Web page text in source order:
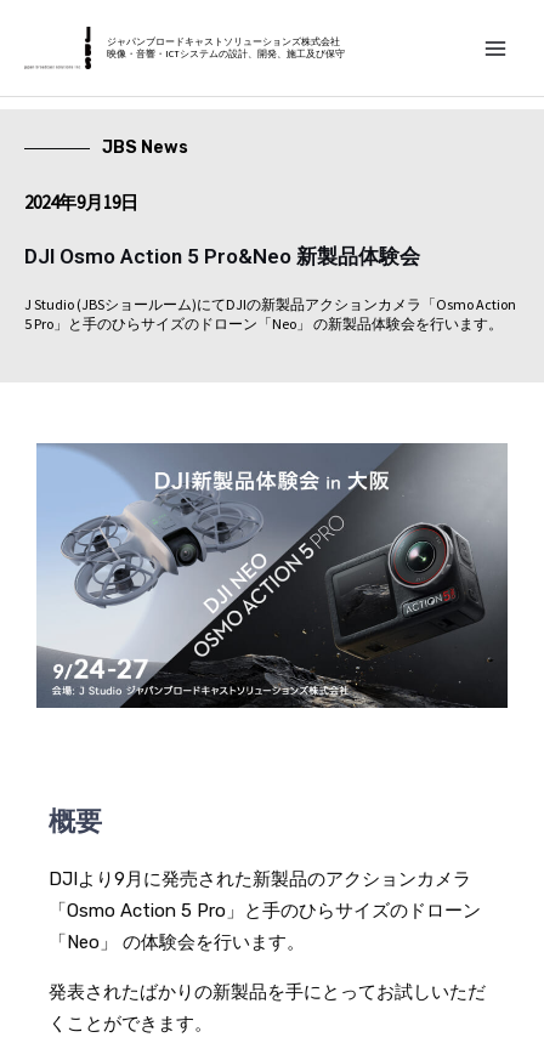
ジャパンブロードキャストソリューションズ株式会社
映像・音響・ICTシステムの設計、開発、施工及び保守
JBS News
2024年9月19日
DJI Osmo Action 5 Pro&Neo 新製品体験会
J Studio (JBSショールーム)にてDJIの新製品アクションカメラ「Osmo Action
5 Pro」と手のひらサイズのドローン「Neo」 の新製品体験会を行います。
概要
DJIより9月に発売された新製品のアクションカメラ
「Osmo Action 5 Pro」と手のひらサイズのドローン
「Neo」 の体験会を行います。
発表されたばかりの新製品を手にとってお試しいただ
くことができます。